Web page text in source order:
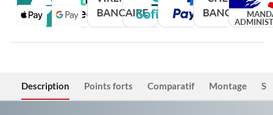
Description Points forts Comparatif Montage